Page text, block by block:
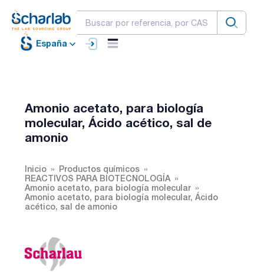
España
Amonio acetato, para biología
molecular, Ácido acético, sal de
amonio
Inicio
Productos químicos
REACTIVOS PARA BIOTECNOLOGÍA
Amonio acetato, para biología molecular
Amonio acetato, para biología molecular, Ácido
acético, sal de amonio